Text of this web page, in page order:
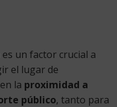
un factor crucial a
el lugar de
la proximidad a
público, tanto para